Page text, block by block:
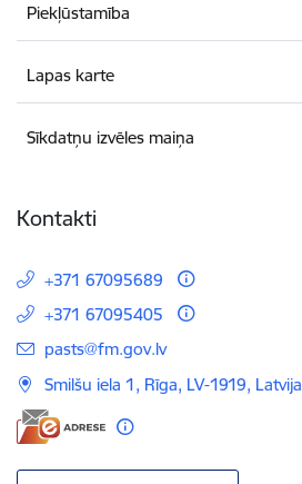
Piekļūstamība
Lapas karte
Sīkdatņu izvēles maiņa
Kontakti
+371 67095689
+371 67095405
E-pasts:
pasts@fm.gov.lv
Smilšu iela 1, Rīga, LV-1919, Latvija